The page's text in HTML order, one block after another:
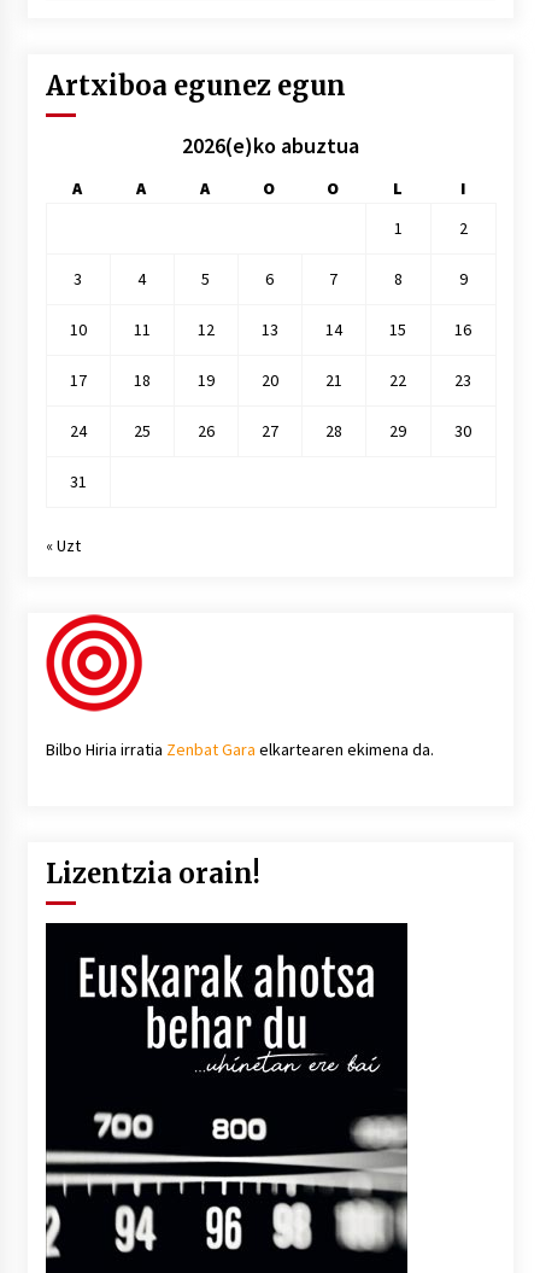
Artxiboa egunez egun
2026(e)ko abuztua
A A A O O L
I
1
2
3 4 5 6 7 8 9
10 11 12 13 14 15 16
17 18 19 20 21 22 23
24 25 26 27 28 29 30
31
« Uzt
Bilbo Hiria irratia Zenbat Gara elkartearen ekimena da.
Lizentzia orain!